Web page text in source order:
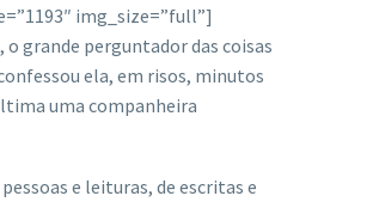
img_size=”full”]
o grande perguntador das coisas
ela, em risos, minutos
uma companheira
e leituras, de escritas e